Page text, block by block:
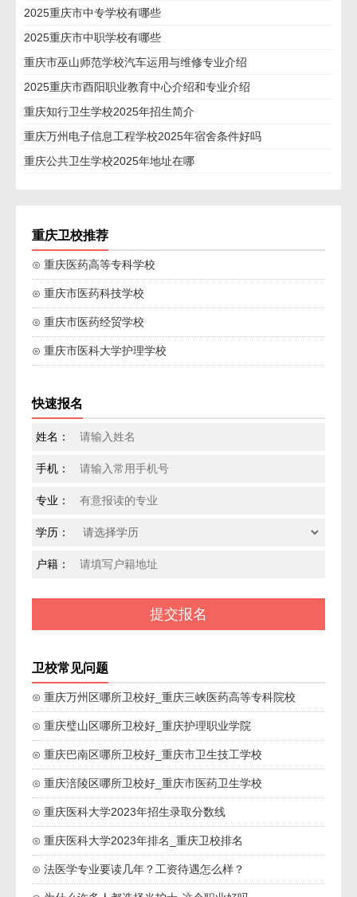
2025重庆市中专学校有哪些
2025重庆市中职学校有哪些
重庆市巫山师范学校汽车运用与维修专业介绍
2025重庆市酉阳职业教育中心介绍和专业介绍
重庆知行卫生学校2025年招生简介
重庆万州电子信息工程学校2025年宿舍条件好吗
重庆公共卫生学校2025年地址在哪
重庆卫校推荐
⊙ 重庆医药高等专科学校
⊙ 重庆市医药科技学校
⊙ 重庆市医药经贸学校
⊙ 重庆市医科大学护理学校
快速报名
姓名：
手机：
专业：
学历：
户籍：
卫校常见问题
⊙ 重庆万州区哪所卫校好_重庆三峡医药高等专科院校
⊙ 重庆璧山区哪所卫校好_重庆护理职业学院
⊙ 重庆巴南区哪所卫校好_重庆市卫生技工学校
⊙ 重庆涪陵区哪所卫校好_重庆市医药卫生学校
⊙ 重庆医科大学2023年招生录取分数线
⊙ 重庆医科大学2023年排名_重庆卫校排名
⊙ 法医学专业要读几年？工资待遇怎么样？